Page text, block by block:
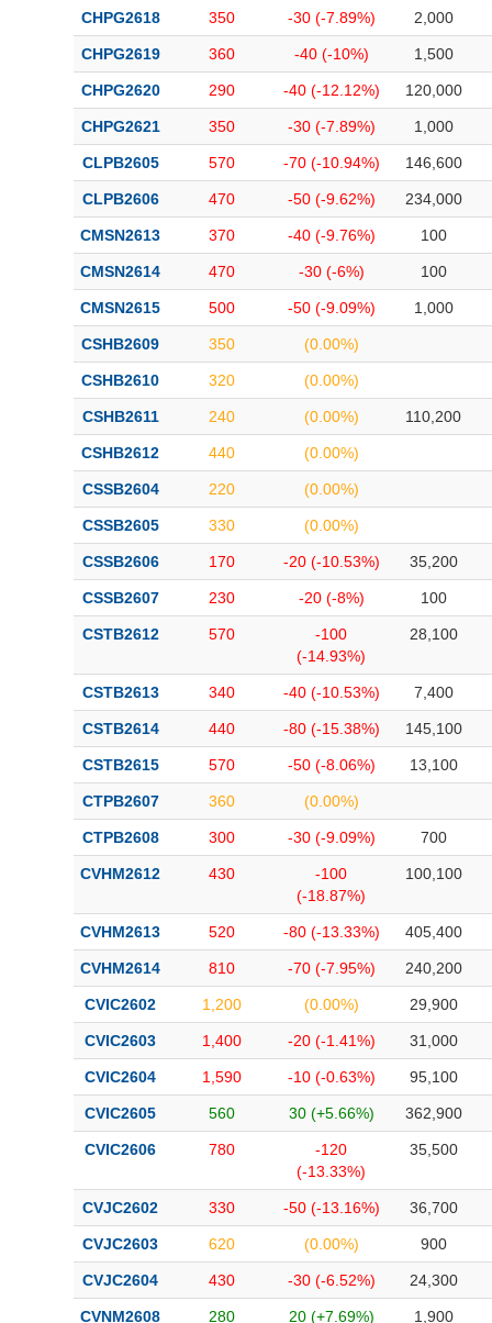
CHPG2618 350 -30 (-7.89%) 2,000
CHPG2619 360 -40 (-10%) 1,500
CHPG2620 290 -40 (-12.12%) 120,000
CHPG2621 350 -30 (-7.89%) 1,000
CLPB2605 570 -70 (-10.94%) 146,600
CLPB2606 470 -50 (-9.62%) 234,000
CMSN2613 370 -40 (-9.76%) 100
CMSN2614 470 -30 (-6%) 100
CMSN2615 500 -50 (-9.09%) 1,000
CSHB2609 350 (0.00%)
CSHB2610 320 (0.00%)
CSHB2611 240 (0.00%) 110,200
CSHB2612 440 (0.00%)
CSSB2604 220 (0.00%)
CSSB2605 330 (0.00%)
CSSB2606 170 -20 (-10.53%) 35,200
CSSB2607 230 -20 (-8%) 100
CSTB2612 570
-100
(-14.93%)
28,100
CSTB2613 340 -40 (-10.53%) 7,400
CSTB2614 440 -80 (-15.38%) 145,100
CSTB2615 570 -50 (-8.06%) 13,100
CTPB2607 360 (0.00%)
CTPB2608 300 -30 (-9.09%) 700
CVHM2612 430
-100
(-18.87%)
100,100
CVHM2613 520 -80 (-13.33%) 405,400
CVHM2614 810 -70 (-7.95%) 240,200
CVIC2602 1,200 (0.00%) 29,900
CVIC2603 1,400 -20 (-1.41%) 31,000
CVIC2604 1,590 -10 (-0.63%) 95,100
CVIC2605 560 30 (+5.66%) 362,900
CVIC2606 780
-120
(-13.33%)
35,500
CVJC2602 330 -50 (-13.16%) 36,700
CVJC2603 620 (0.00%) 900
CVJC2604 430 -30 (-6.52%) 24,300
CVNM2608 280 20 (+7.69%) 1,900